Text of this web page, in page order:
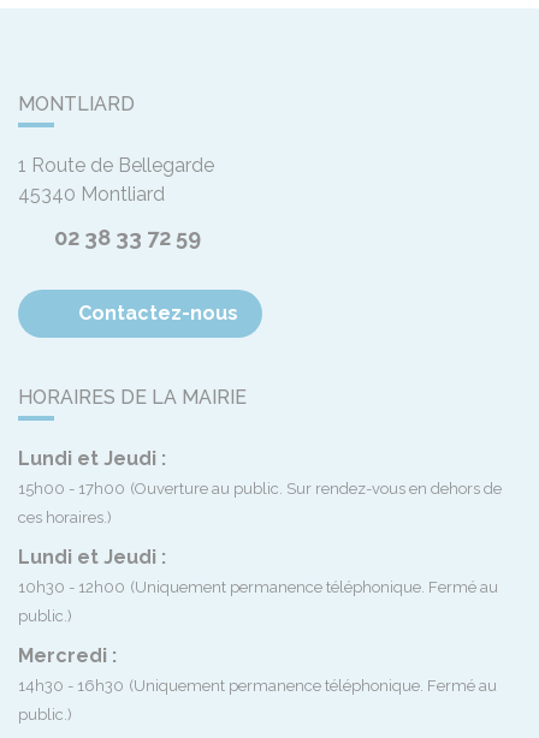
MONTLIARD
1 Route de Bellegarde
45340 Montliard
02 38 33 72 59
Contactez-nous
HORAIRES DE LA MAIRIE
Lundi et Jeudi :
15h00 - 17h00 (Ouverture au public. Sur rendez-vous en dehors de
ces horaires.)
Lundi et Jeudi :
10h30 - 12h00 (Uniquement permanence téléphonique. Fermé au
public.)
Mercredi :
14h30 - 16h30 (Uniquement permanence téléphonique. Fermé au
public.)